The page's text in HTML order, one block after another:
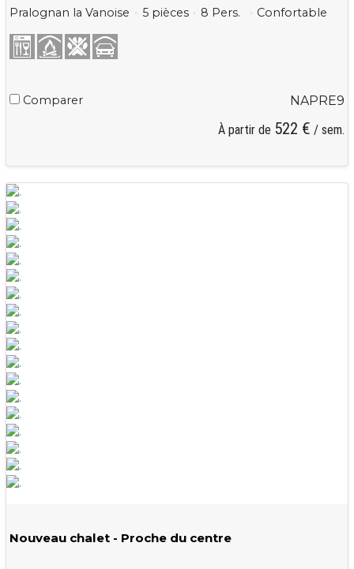
Pralognan la Vanoise 5 pièces 8 Pers. Confortable
Comparer
NAPRE9
À partir de 522 € / sem.
Nouveau chalet - Proche du centre